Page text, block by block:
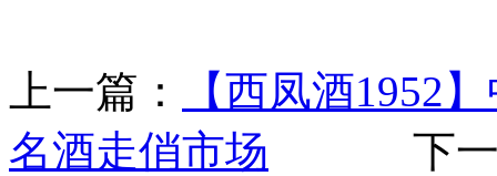
上一篇：
【西凤酒1952
名酒走俏市场 下一